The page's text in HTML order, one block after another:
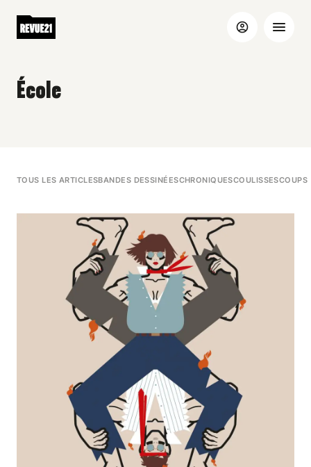
École
TOUS LES ARTICLESBANDES DESSINÉESCHRONIQUESCOULISSESCOUPS